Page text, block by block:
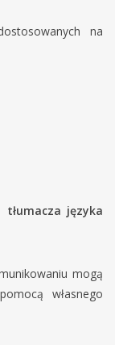
na
języka
mogą
własnego